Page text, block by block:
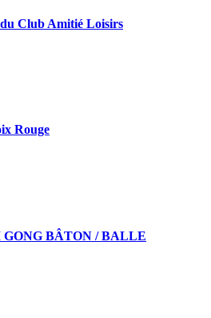
du Club Amitié Loisirs
Rouge
GONG BÂTON / BALLE